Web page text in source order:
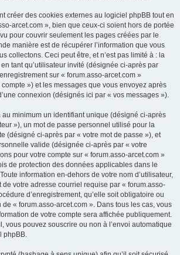
créer des cookies externes au logiciel phpBB tout en
arcet.com », bien que ceux-ci soient hors de portée
pour couvrir seulement les pages créées par le
manière est de récupérer l’information que vous
collectons. Ceci peut être, et n’est pas limité à : la
tant qu’utilisateur invité (désignée ci-après par
sur « forum.asso-arcet.com »
») et les messages que vous envoyez après
connexion (désignés ici par « vos messages »).
au minimum un identifiant unique (désigné ci-après
»), un mot de passe personnel utilisé pour la
(désigné ci-après par « votre mot de passe »), et
valide (désignée ci-après par « votre
pour votre compte sur « forum.asso-arcet.com »
de protection des données applicables dans le
information en-dehors de votre nom d’utilisateur,
de votre adresse courriel requise par « forum.asso-
d’enregistrement, qu’elle soit obligatoire ou
« forum.asso-arcet.com ». Dans tous les cas, vous
de votre compte sera affichée publiquement.
vous pouvez souscrire ou non à l’envoi automatique
phpBB.